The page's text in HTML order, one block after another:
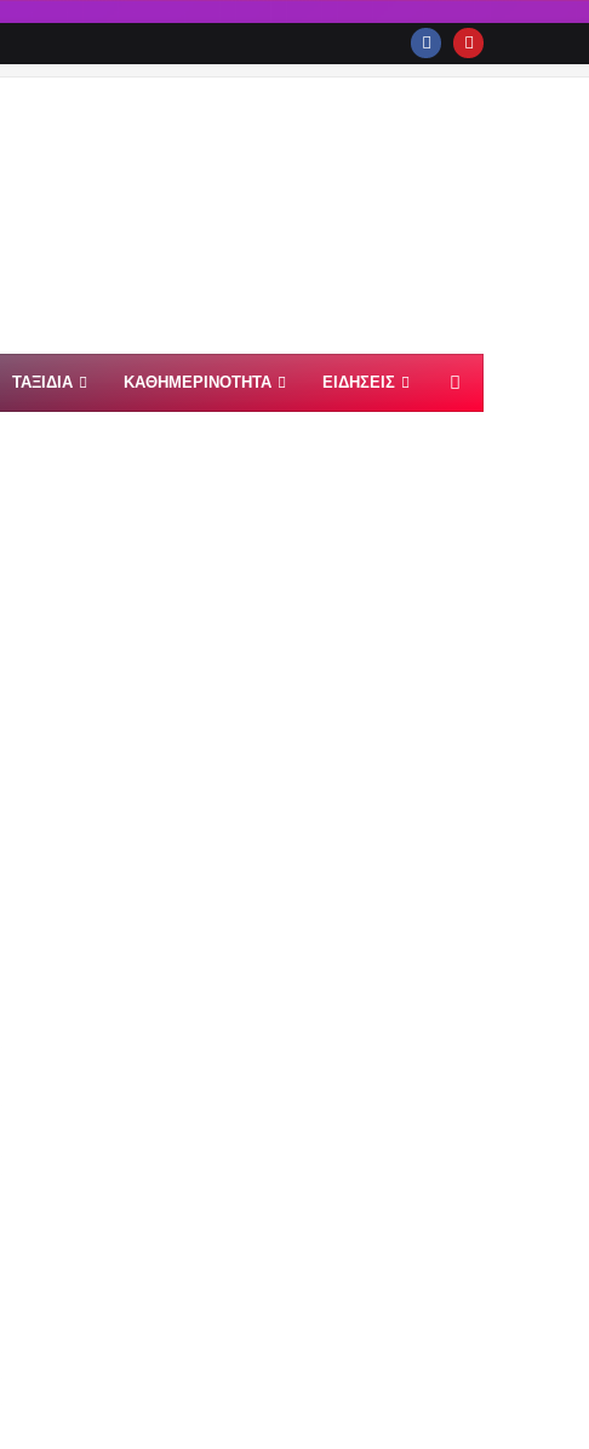
ΤΑΞΙΔΙΑ ΚΑΘΗΜΕΡΙΝΟΤΗΤΑ ΕΙΔΗΣΕΙΣ